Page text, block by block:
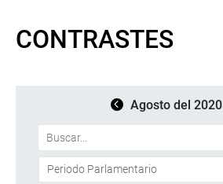
CONTRASTES
Agosto del 2020